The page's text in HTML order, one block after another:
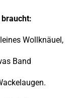
braucht:
Wollknäuel,
Band